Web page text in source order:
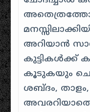
അറിയാൻ
കുട്ടികൾക്ക്
കൂടുകയും
ശബ്ദം,